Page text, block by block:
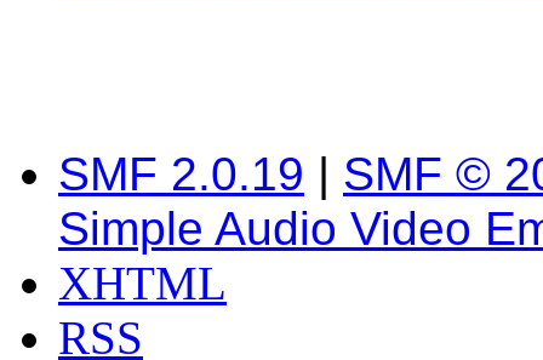
SMF 2.0.19 | SMF ©
Simple Audio Video
XHTML
RSS